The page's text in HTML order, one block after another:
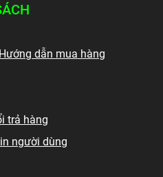
dẫn mua hàng
trả hàng
người dùng